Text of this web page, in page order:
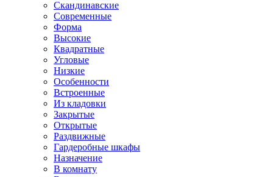
Скандинавские
Современные
Форма
Высокие
Квадратные
Угловые
Низкие
Особенности
Встроенные
Из кладовки
Закрытые
Открытые
Раздвижные
Гардеробные шкафы
Назначение
В комнату